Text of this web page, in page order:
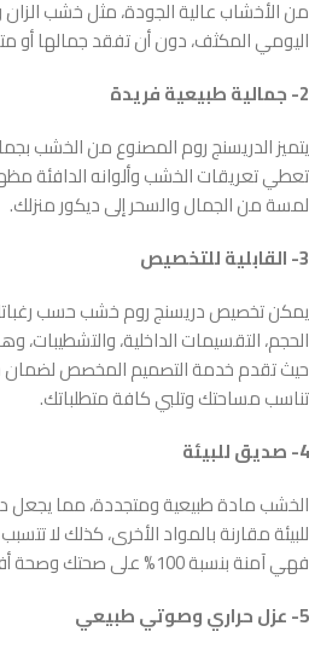
من الأخشاب عالية الجودة، مثل خشب الزان
اليومي المكثف، دون أن تفقد جمالها أو
2- جمالية طبيعية فريدة
يتميز الدريسنج روم المصنوع من الخشب
تعطي تعريقات الخشب وألوانه الدافئة
لمسة من الجمال والسحر إلى ديكور منزلك.
3- القابلية للتخصيص
يمكن تخصيص دريسنج روم خشب حسب
حيث تقدم خدمة التصميم المخصص لضمان
تناسب مساحتك وتلبي كافة متطلباتك.
4- صديق للبيئة
الخشب مادة طبيعية ومتجددة، مما يجعل
للبيئة مقارنة بالمواد الأخرى، كذلك لا
فهي آمنة بنسبة 100% على صحتك وصحة أفراد عائلتك.
5- عزل حراري وصوتي طبيعي